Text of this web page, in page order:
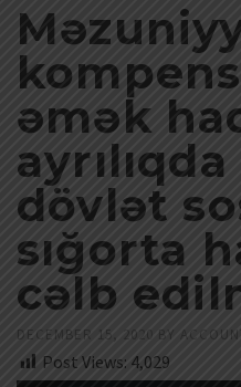
əmək
dövlət
sığorta
cəlb
DECEMBER 15, 2020 BY
Post Views: 4,029